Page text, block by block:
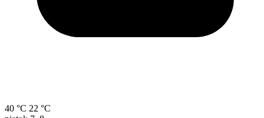
40 °C 22 °C